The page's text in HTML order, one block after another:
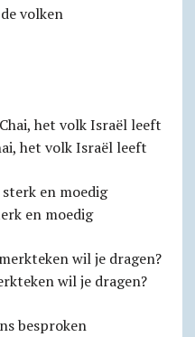
volken
het volk Israël leeft
en moedig
wil je dragen?